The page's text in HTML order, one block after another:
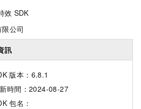
效 SDK
公司
訊
版本：6.8.1
時間：2024-08-27
包名：